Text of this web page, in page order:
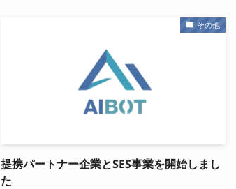
その他
提携パートナー企業とSES事業を開始しまし
た